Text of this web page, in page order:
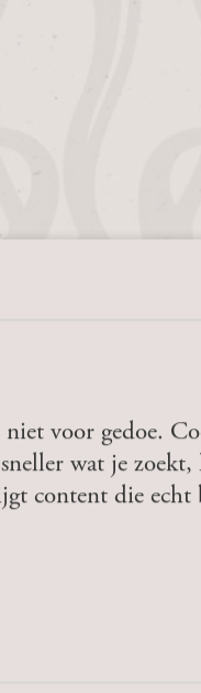
voor gedoe.
wat je
content die echt
biedt dit
versterkt de
voor
Het trekt de
of